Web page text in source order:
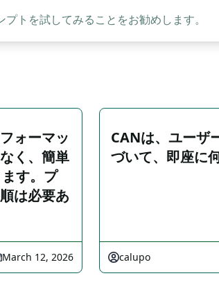
トを試してみることをお勧めします。
ォーマッ
く、簡単
す。プ
は必要あ
March 12, 2026
CANは、ユーザ
づいて、即座に
calupo